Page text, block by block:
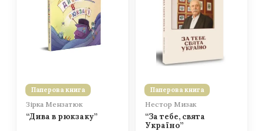
Паперова книга
Зірка Мензатюк
“Дива в рюкзаку”
Паперова книга
Нестор Мизак
“За тебе, свята
Україно”